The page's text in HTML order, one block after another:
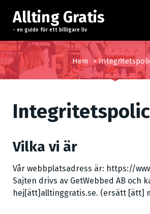
p
a
t
i
Allting Gratis
- en guide för ett billigare liv
Hem >
Vilka vi är
Vår webbplatsadress är: https://
Sajten drivs av GetWebbed AB och
hej[ätt]alltinggratis.se. (ersätt [ätt]